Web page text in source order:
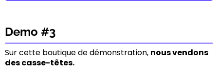
Demo #3
Sur cette boutique de démonstration, nous vendons
des casse-têtes.